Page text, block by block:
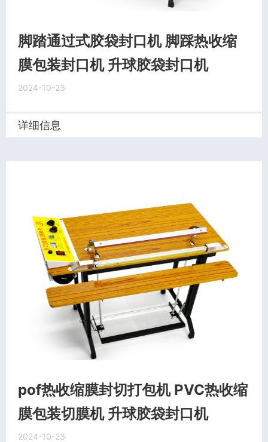
脚踏通过式胶袋封口机 脚踩热收缩
膜包装封口机 升球胶袋封口机
2024-10-23
详细信息
pof热收缩膜封切打包机 PVC热收缩
膜包装切膜机 升球胶袋封口机
2024-10-23